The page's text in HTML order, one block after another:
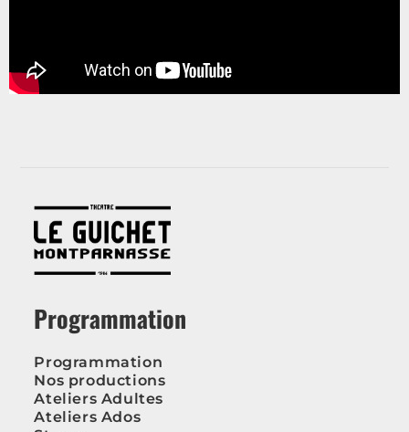
Programmation
Programmation
Nos productions
Ateliers Adultes
Ateliers Ados